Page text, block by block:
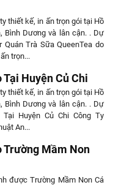
thiết kế, in ấn trọn gói tại Hồ
Bình Dương và lân cận. . Dự
Quán Trà Sữa QueenTea do
trọn...
Huyện Củ Chi
thiết kế, in ấn trọn gói tại Hồ
Bình Dương và lân cận. . Dự
Huyện Củ Chi Công Ty
An...
Trường Mầm Non
được Trường Mầm Non Cá